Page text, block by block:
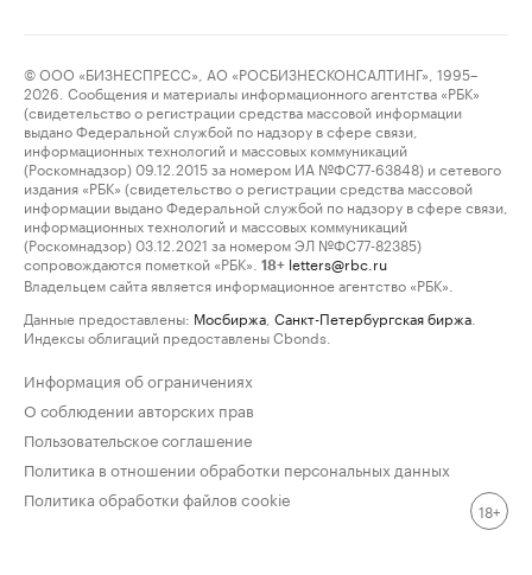
© ООО «БИЗНЕСПРЕСС», АО «РОСБИЗНЕСКОНСАЛТИНГ», 1995–
2026. Сообщения и материалы информационного агентства «РБК»
(свидетельство о регистрации средства массовой информации
выдано Федеральной службой по надзору в сфере связи,
информационных технологий и массовых коммуникаций
(Роскомнадзор) 09.12.2015 за номером ИА №ФС77-63848) и сетевого
издания «РБК» (свидетельство о регистрации средства массовой
информации выдано Федеральной службой по надзору в сфере связи,
информационных технологий и массовых коммуникаций
(Роскомнадзор) 03.12.2021 за номером ЭЛ №ФС77-82385)
сопровождаются пометкой «РБК».
18+ letters@rbc.ru
Владельцем сайта является информационное агентство «РБК».
Данные предоставлены: Мосбиржа Санкт-Петербургская биржа
Индексы облигаций предоставлены Cbonds.
Информация об ограничениях
О соблюдении авторских прав
Пользовательское соглашение
Политика в отношении обработки персональных данных
Политика обработки файлов cookie
18+